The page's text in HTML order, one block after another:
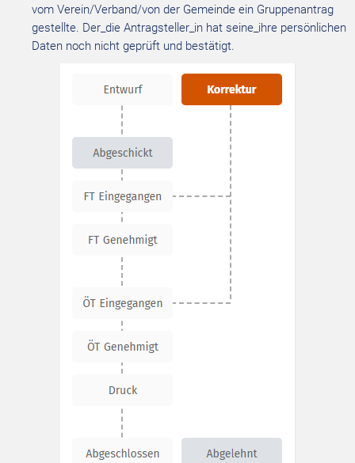
vom Verein/Verband/von der Gemeinde ein Gruppenantrag
gestellte. Der_die Antragsteller_in hat seine_ihre persönlichen
Daten noch nicht geprüft und bestätigt.